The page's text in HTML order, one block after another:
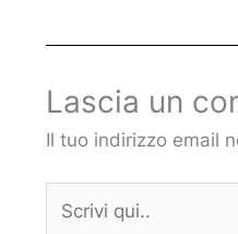
Lascia un
Il tuo indirizzo email
qui..